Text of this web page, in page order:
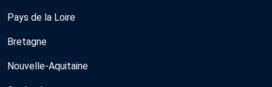
Pays de la Loire
Bretagne
Nouvelle-Aquitaine